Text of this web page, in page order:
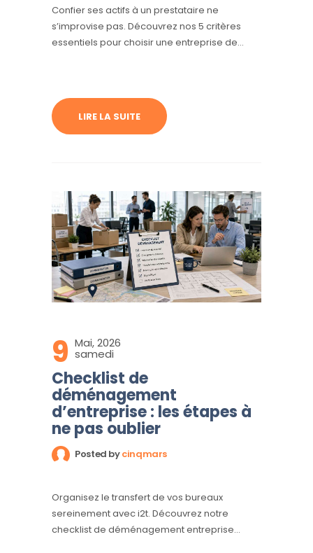
Confier ses actifs à un prestataire ne
s’improvise pas. Découvrez nos 5 critères
essentiels pour choisir une entreprise de
LIRE LA SUITE
9 Mai, 2026
samedi
Checklist de
déménagement
d’entreprise : les étapes à
ne pas oublier
Posted bycinqmars
Organisez le transfert de vos bureaux
sereinement avec i2t. Découvrez notre
checklist de déménagement entreprise